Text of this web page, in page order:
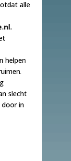
alle
helpen
slecht
door in